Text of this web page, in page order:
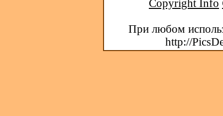
Copyright Info
При любом
http://